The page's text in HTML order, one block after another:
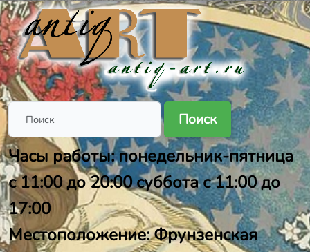
Поиск
Часы работы: понедельник-пятница
с 11:00 до 20:00 суббота с 11:00 до
17:00
Местоположение: Фрунзенская